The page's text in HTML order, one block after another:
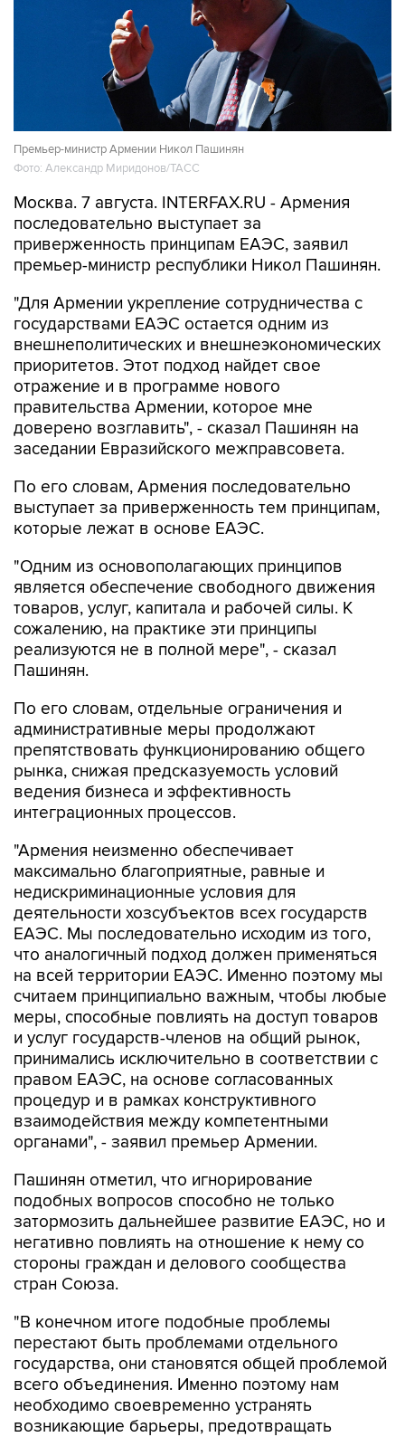
Премьер-министр Армении Никол Пашинян
Фото: Александр Миридонов/ТАСС
Москва. 7 августа. INTERFAX.RU - Армения
последовательно выступает за
приверженность принципам ЕАЭС, заявил
премьер-министр республики Никол Пашинян.
"Для Армении укрепление сотрудничества с
государствами ЕАЭС остается одним из
внешнеполитических и внешнеэкономических
приоритетов. Этот подход найдет свое
отражение и в программе нового
правительства Армении, которое мне
доверено возглавить", - сказал Пашинян на
заседании Евразийского межправсовета.
По его словам, Армения последовательно
выступает за приверженность тем принципам,
которые лежат в основе ЕАЭС.
"Одним из основополагающих принципов
является обеспечение свободного движения
товаров, услуг, капитала и рабочей силы. К
сожалению, на практике эти принципы
реализуются не в полной мере", - сказал
Пашинян.
По его словам, отдельные ограничения и
административные меры продолжают
препятствовать функционированию общего
рынка, снижая предсказуемость условий
ведения бизнеса и эффективность
интеграционных процессов.
"Армения неизменно обеспечивает
максимально благоприятные, равные и
недискриминационные условия для
деятельности хозсубъектов всех государств
ЕАЭС. Мы последовательно исходим из того,
что аналогичный подход должен применяться
на всей территории ЕАЭС. Именно поэтому мы
считаем принципиально важным, чтобы любые
меры, способные повлиять на доступ товаров
и услуг государств-членов на общий рынок,
принимались исключительно в соответствии с
правом ЕАЭС, на основе согласованных
процедур и в рамках конструктивного
взаимодействия между компетентными
органами", - заявил премьер Армении.
Пашинян отметил, что игнорирование
подобных вопросов способно не только
затормозить дальнейшее развитие ЕАЭС, но и
негативно повлиять на отношение к нему со
стороны граждан и делового сообщества
стран Союза.
"В конечном итоге подобные проблемы
перестают быть проблемами отдельного
государства, они становятся общей проблемой
всего объединения. Именно поэтому нам
необходимо своевременно устранять
возникающие барьеры, предотвращать